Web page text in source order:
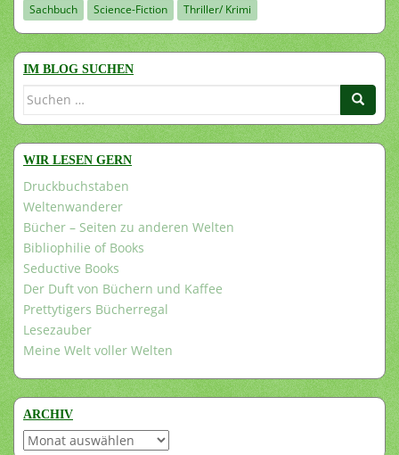
Sachbuch
Science-Fiction Thriller/ Krimi
IM BLOG SUCHEN
Suchen
WIR LESEN GERN
Druckbuchstaben
Weltenwanderer
Bücher – Seiten zu anderen Welten
Bibliophilie of Books
Seductive Books
Der Duft von Büchern und Kaffee
Prettytigers Bücherregal
Lesezauber
Meine Welt voller Welten
ARCHIV
Archiv